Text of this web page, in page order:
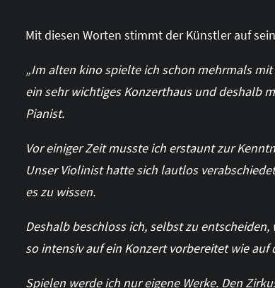
Mit diesen Worten stimmt der Künstler auf
„Im alten kino spielte ich schon mehrmals
ein sehr wichtiges Konzerthaus und deshalb
Pianist.
Vor einiger Zeit musste ich erstaunt zur
Unser Violinist hatte sich lautlos
es zu wissen.
Deshalb beschloss ich, selbst zu
so intensiv auf ein Konzert vorbereitet wie auf
Spielen werde ich nur eigene Werke. Den